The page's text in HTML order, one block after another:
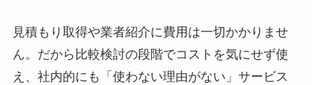
見積もり取得や業者紹介に費用は一切かかりませ
ん。だから比較検討の段階でコストを気にせず使
え、社内的にも「使わない理由がない」サービス